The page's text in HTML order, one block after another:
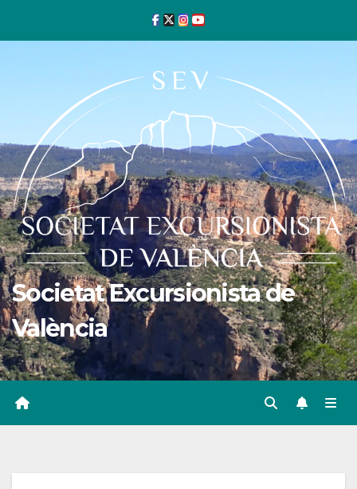
Societat Excursionista de
València